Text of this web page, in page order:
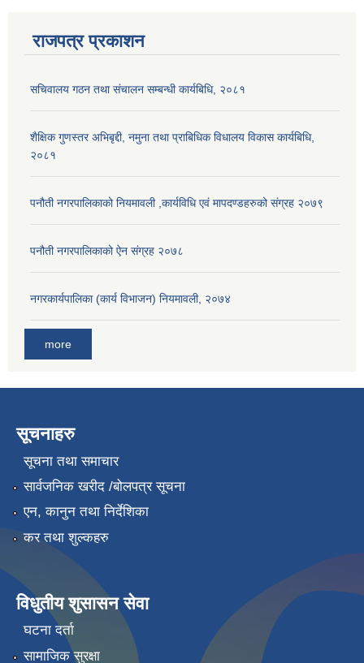
राजपत्र प्रकाशन
सचिवालय गठन तथा संचालन सम्बन्धी कार्यबिधि, २०८१
शैक्षिक गुणस्तर अभिबृद्दी, नमुना तथा प्राबिधिक विधालय विकास कार्यबिधि,
२०८१
पनौती नगरपालिकाको नियमावली ,कार्यविधि एवं मापदण्डहरुको संग्रह २०७९
पनौती नगरपालिकाको ऐन संग्रह २०७८
नगरकार्यपालिका (कार्य विभाजन) नियमावली, २०७४
more
सूचनाहरु
सूचना तथा समाचार
सार्वजनिक खरीद /बोलपत्र सूचना
एन, कानुन तथा निर्देशिका
कर तथा शुल्कहरु
विधुतीय शुसासन सेवा
घटना दर्ता
सामाजिक सुरक्षा